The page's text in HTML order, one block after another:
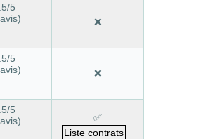
/5
❌
/5
❌
/5
✅
Liste contrats